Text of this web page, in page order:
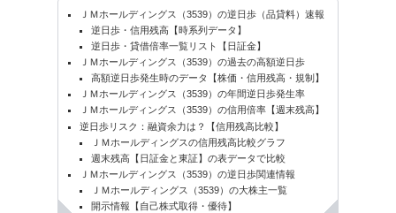
ＪＭホールディングス（3539）の逆日歩（品貸料）速報
逆日歩・信用残高【時系列データ】
逆日歩・貸借倍率一覧リスト【日証金】
ＪＭホールディングス（3539）の過去の高額逆日歩
高額逆日歩発生時のデータ【株価・信用残高・規制】
ＪＭホールディングス（3539）の年間逆日歩発生率
ＪＭホールディングス（3539）の信用倍率【週末残高】
逆日歩リスク：融資余力は？【信用残高比較】
ＪＭホールディングスの信用残高比較グラフ
週末残高【日証金と東証】の表データで比較
ＪＭホールディングス（3539）の逆日歩関連情報
ＪＭホールディングス（3539）の大株主一覧
開示情報【自己株式取得・優待】